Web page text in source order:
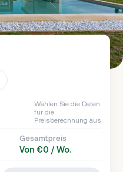
Wählen Sie die Daten
für die
Preisberechnung aus
Gesamtpreis
Von €0 / Wo.